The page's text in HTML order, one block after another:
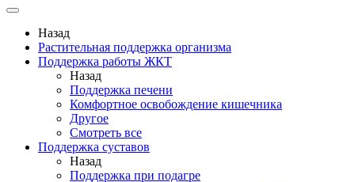
Назад
Растительная поддержка организма
Поддержка работы ЖКТ
Назад
Поддержка печени
Комфортное освобождение кишечника
Другое
Смотреть все
Поддержка суставов
Назад
Поддержка при подагре